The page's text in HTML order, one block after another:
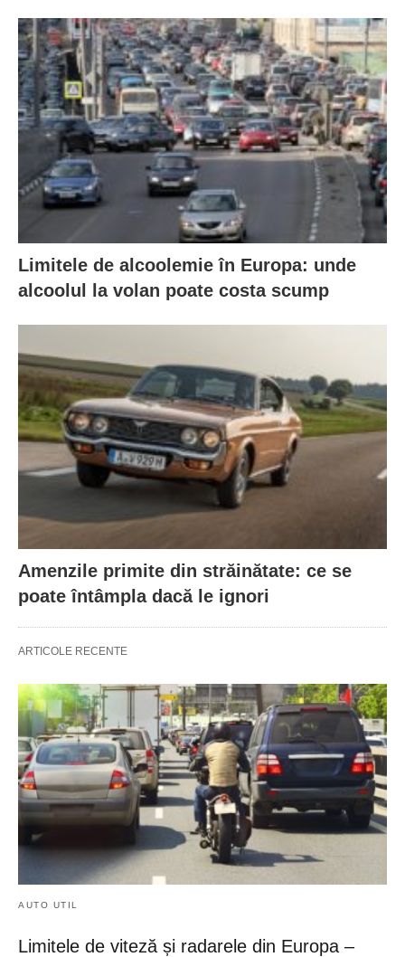
Limitele de alcoolemie în Europa: unde
alcoolul la volan poate costa scump
Amenzile primite din străinătate: ce se
poate întâmpla dacă le ignori
ARTICOLE RECENTE
AUTO UTIL
Limitele de viteză și radarele din Europa –